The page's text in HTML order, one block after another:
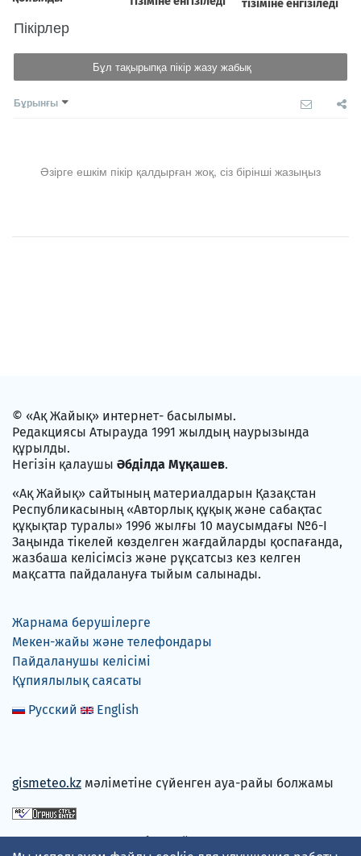
Пікірлер
Бұл тақырыпқа пікір жазу жабық
Бұрынғы
Әзірге ешкім пікір қалдырған жоқ, сіз бірінші жазыңыз
© «Ақ Жайық» интернет- басылымы.
Редакциясы Атырауда 1991 жылдың наурызында
құрылды.
Негізін қалаушы Әбділда Мұқашев.
«Ақ Жайық» сайтының материалдарын Қазақстан
Республикасының «Авторлық құқық және сабақтас
құқықтар туралы» 1996 жылғы 10 маусымдағы №6-I
Заңында тікелей көзделген жағдайларды қоспағанда,
жазбаша келісімсіз және рұқсатсыз кез келген
мақсатта пайдалануға тыйым салынады.
Жарнама берушілерге
Мекен-жайы және телефондары
Пайдаланушы келісімі
Құпиялылық саясаты
Русский
English
gismeteo.kz мәліметіне сүйенген ауа-райы болжамы
Төлем карталарын қабылдаймыз